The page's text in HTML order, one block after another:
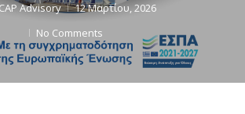
Advisory
12 Μαρτίου, 2026
No Comments